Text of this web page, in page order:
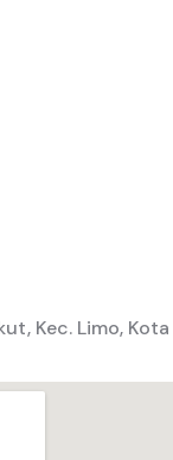
Kec. Limo,